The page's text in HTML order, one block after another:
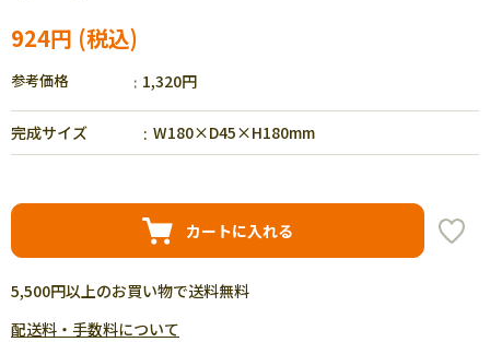
924円
参考価格 1,320円
完成サイズ W180×D45×H180mm
カートに入れる
5,500円以上のお買い物で送料無料
配送料・手数料について